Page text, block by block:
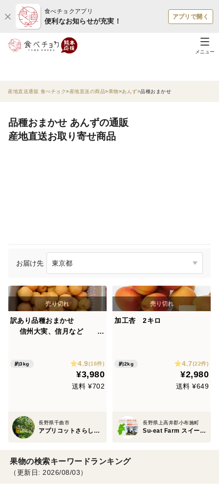
食べチョクアプリ
便利なお知らせが充実！
アプリで開く
メニュー
産地直送通販 食べチョク 産地直送の商品 果物 あんず 品種おまかせ
品種おまかせ あんずの通販
産地直送お取り寄せ商品
お届け先
訳あり品種おまかせ
信州大実、信月など
約3kg 4.9(16件)
¥3,980
送料 ¥702
長野県千曲市
アプリコットさらしな農園
加工杏 2キロ
約2kg 4.7(22件)
¥2,980
送料 ¥649
長野県上高井郡小布施町
Su-eat Farm スイートファーム
果物の検索キーワードランキング
（更新日: 2026/08/03）